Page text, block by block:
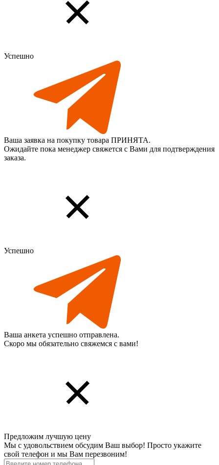
Успешно
Ваша заявка на покупку товара ПРИНЯТА.
Ожидайте пока менеджер свяжется с Вами для подтверждения
заказа.
Успешно
Ваша анкета успешно отправлена.
Скоро мы обязательно свяжемся с вами!
Предложим лучшую цену
Мы с удовольствием обсудим Ваш выбор! Просто укажите
свой телефон и мы Вам перезвоним!